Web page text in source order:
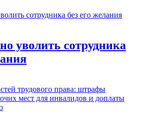
уволить сотрудника